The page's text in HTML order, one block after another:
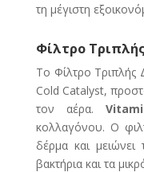
τη μέγιστη
Φίλτρο
Το Φίλτρο Τριπλής
Cold Catalyst,
τον αέρα.
κολλαγόνου. Ο
δέρμα και μειώνει
βακτήρια και τα